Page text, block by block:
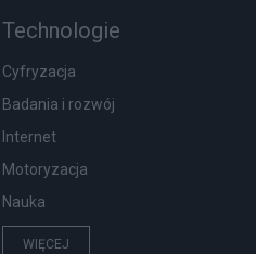
Technologie
Cyfryzacja
Badania i rozwój
Internet
Motoryzacja
Nauka
WIĘCEJ